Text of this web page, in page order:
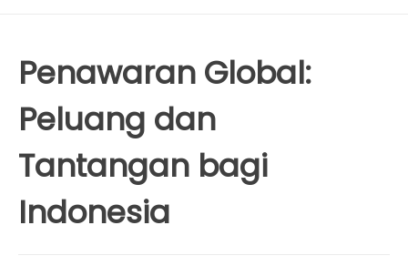
Penawaran Global:
Peluang dan
Tantangan bagi
Indonesia